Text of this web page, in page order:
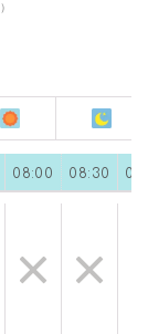
）
08:00 08:30